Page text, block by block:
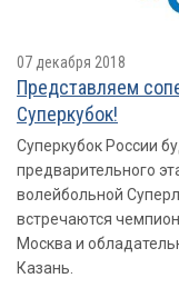
07 декабря 2018
Представляем
Суперкубок!
Суперкубок России
предварительного
волейбольной
встречаются
Москва и
Казань.